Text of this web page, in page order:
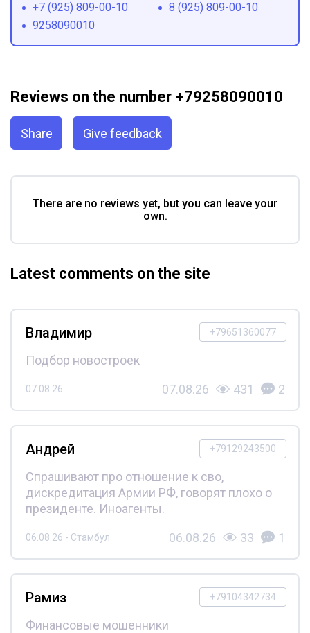
+7 (925) 809-00-10
8 (925) 809-00-10
9258090010
Reviews on the number +79258090010
Share Give feedback
There are no reviews yet, but you can leave your
own.
Latest comments on the site
+79651360077
Владимир
Подбор новостроек
07.08.26 07.08.26 431 2
+79129243500
Андрей
Спрашивают про отношение к сво,
дискредитация Армии РФ, говорят плохо о
президенте. Иноагенты.
06.08.26 - Стамбул 06.08.26 33 1
+79104342734
Рамиз
Финансовые мошенники